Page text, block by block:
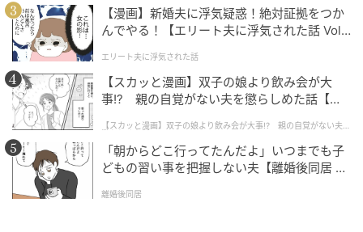
【漫画】新婚夫に浮気疑惑！絶対証拠をつか
んでやる！【エリート夫に浮気された話 Vol.
エリート夫に浮気された話
【スカッと漫画】双子の娘より飲み会が大
事!? 親の自覚がない夫を懲らしめた話【第1
【スカッと漫画】双子の娘より飲み会が大事!? 親の自覚がない夫を
懲らしめた話
「朝からどこ行ってたんだよ」いつまでも子
どもの習い事を把握しない夫【離婚後同居 Vo
離婚後同居